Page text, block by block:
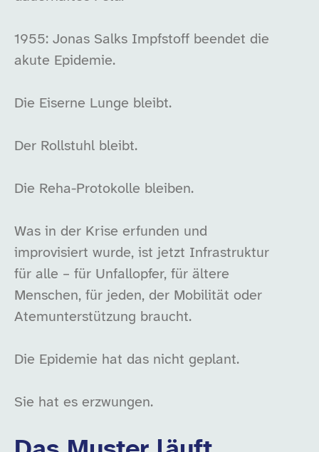
1955: Jonas Salks Impfstoff beendet die
akute Epidemie.
Die Eiserne Lunge bleibt.
Der Rollstuhl bleibt.
Die Reha-Protokolle bleiben.
Was in der Krise erfunden und
improvisiert wurde, ist jetzt Infrastruktur
für alle – für Unfallopfer, für ältere
Menschen, für jeden, der Mobilität oder
Atemunterstützung braucht.
Die Epidemie hat das nicht geplant.
Sie hat es erzwungen.